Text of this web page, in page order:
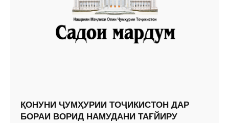
ҚОНУНИ ҶУМҲУРИИ ТОҶИКИСТОН ДАР
БОРАИ ВОРИД НАМУДАНИ ТАҒЙИРУ